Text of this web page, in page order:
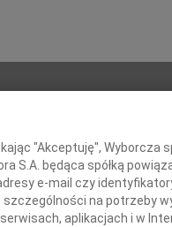
Imię i
"Akceptuję", Wyborcza
S.A. będąca spółką
e-mail czy
na potrzeby
aplikacjach i w